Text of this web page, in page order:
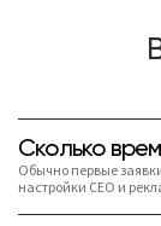
Сколько
Обычно первые
настройки СЕО и